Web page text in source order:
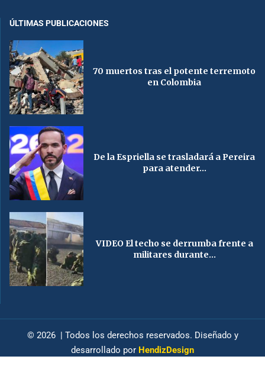
ÚLTIMAS PUBLICACIONES
70 muertos tras el potente terremoto
en Colombia
De la Espriella se trasladará a Pereira
para atender...
VIDEO El techo se derrumba frente a
militares durante...
© 2026 | Todos los derechos reservados. Diseñado y
desarrollado por HendizDesign